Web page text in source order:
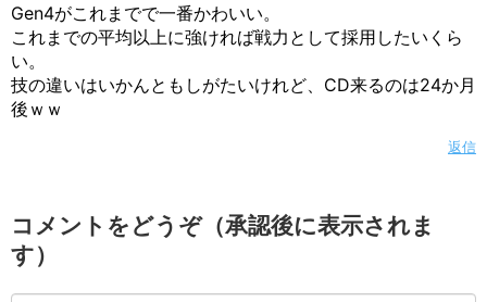
Gen4がこれまでで一番かわいい。
これまでの平均以上に強ければ戦力として採用したいくら
い。
技の違いはいかんともしがたいけれど、CD来るのは24か月
後ｗｗ
返信
コメントをどうぞ（承認後に表示されま
す）